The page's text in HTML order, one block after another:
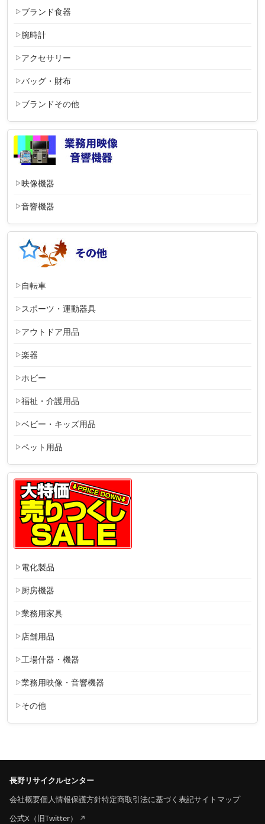
ブランド食器
腕時計
アクセサリー
バッグ・財布
ブランドその他
映像機器
音響機器
自転車
スポーツ・運動器具
アウトドア用品
楽器
ホビー
福祉・介護用品
ベビー・キッズ用品
ペット用品
電化製品
厨房機器
業務用家具
店舗用品
工場什器・機器
業務用映像・音響機器
その他
長野リサイクルセンター
会社概要個人情報保護方針特定商取引法に基づく表記サイトマップ
公式X（旧Twitter）